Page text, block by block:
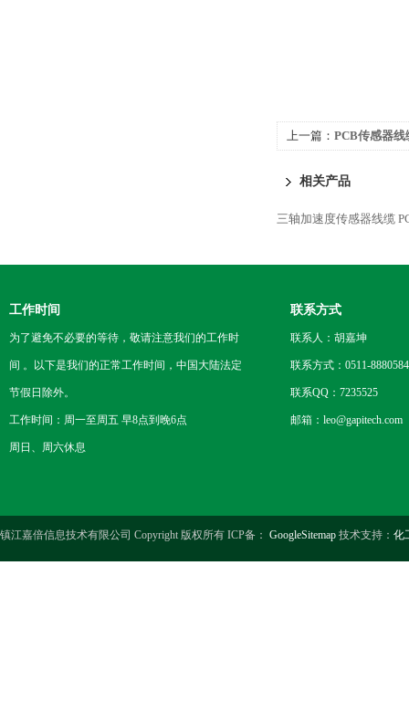
上一篇： PCB传感器线
相关产品
三轴加速度传感器线缆
工作时间
为了避免不必要的等待，敬请注意我们的工作时
间 。以下是我们的正常工作时间，中国大陆法定
节假日除外。
工作时间：周一至周五 早8点到晚6点
周日、周六休息
联系方式
联系人：胡嘉坤
联系方式：0511-
联系QQ：7235525
邮箱：leo@gapitech.com
镇江嘉倍信息技术有限公司 Copyright 版权所有 ICP备： GoogleSitemap 技术支持： 化